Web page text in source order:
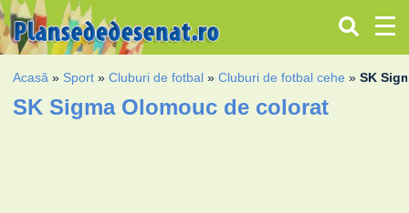
Acasă » Sport »Cluburi de fotbal »Cluburi de fotbal cehe »SK
SK Sigma Olomouc de colorat